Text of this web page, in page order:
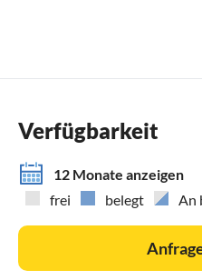
Verfügbarkeit
12 Monate anzeigen
frei
belegt An